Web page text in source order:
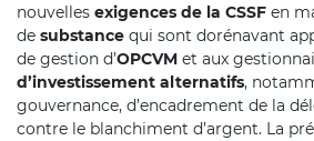
nouvelles exigences de la CSSF en
de substance qui sont dorénavant
de gestion d’OPCVM et aux
d’investissement alternatifs,
gouvernance, d’encadrement de la
contre le blanchiment d’argent. La